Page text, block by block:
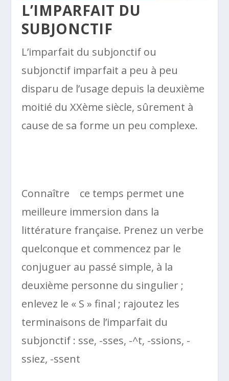
L’IMPARFAIT DU
SUBJONCTIF
L’imparfait du subjonctif ou
subjonctif imparfait a peu à peu
disparu de l’usage depuis la deuxième
moitié du XXème siècle, sûrement à
cause de sa forme un peu complexe.
Connaître ce temps permet une
meilleure immersion dans la
littérature française. Prenez un verbe
quelconque et commencez par le
conjuguer au passé simple, à la
deuxième personne du singulier ;
enlevez le « S » final ; rajoutez les
terminaisons de l’imparfait du
subjonctif : sse, -sses, -^t, -ssions, -
ssiez, -ssent